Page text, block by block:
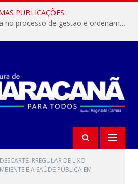
PUBLICAÇÕES:
Resex Maracanã avança no processo de gestão e ordenamento do turismo em nossas áreas protegidas.
DESCARTE IRREGULAR DE LIXO
E A SAÚDE PÚBLICA EM